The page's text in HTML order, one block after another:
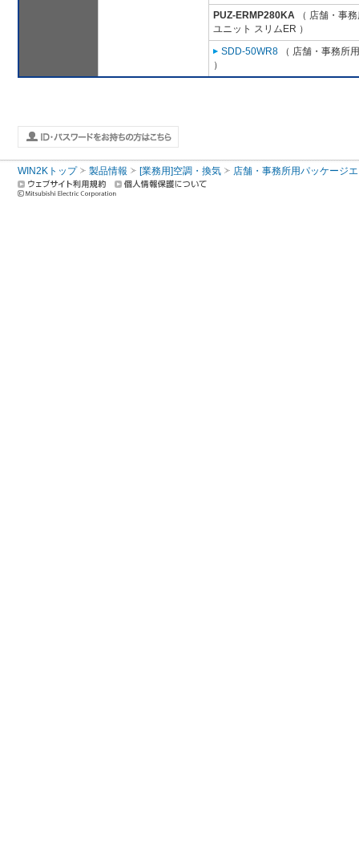
PUZ-ERMP280KA （ 店舗・事
ユニット スリムER ）
SDD-50WR8 （ 店舗・事務所
）
WIN2Kトップ 製品情報 [業務用]空調・換気 店舗・事務所用パッケージ